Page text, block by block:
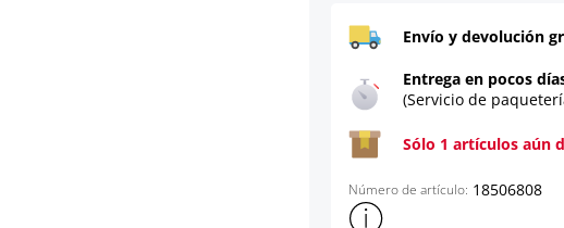
Envío y devolución
Entrega en pocos
(Servicio de
Sólo 1 artículos aún
Número de artículo: 18506808
Mostrar más información